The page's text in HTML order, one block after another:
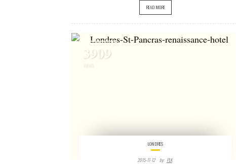
READ MORE
3909
LONDRES
2015-11-12 By: PLK